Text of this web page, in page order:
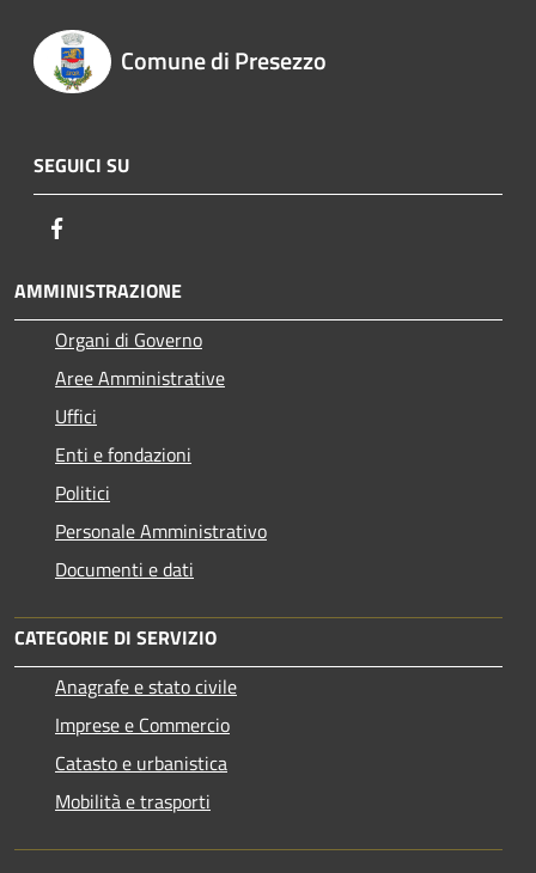
Comune di Presezzo
SEGUICI SU
AMMINISTRAZIONE
Organi di Governo
Aree Amministrative
Uffici
Enti e fondazioni
Politici
Personale Amministrativo
Documenti e dati
CATEGORIE DI SERVIZIO
Anagrafe e stato civile
Imprese e Commercio
Catasto e urbanistica
Mobilità e trasporti